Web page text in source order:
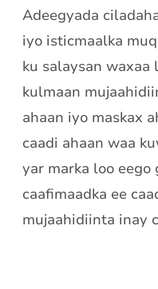
Adeegyada
iyo isticmaalka
ku salaysan
kulmaan
ahaan iyo maskax
caadi ahaan waa
yar marka loo eego
caafimaadka ee
mujaahidiinta inay